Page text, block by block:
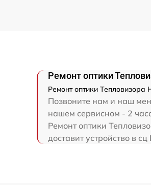
Ремонт оптики
Ремонт оптики
Позвоните нам и наш
нашем сервисном - 2
Ремонт оптики
доставит устройство в